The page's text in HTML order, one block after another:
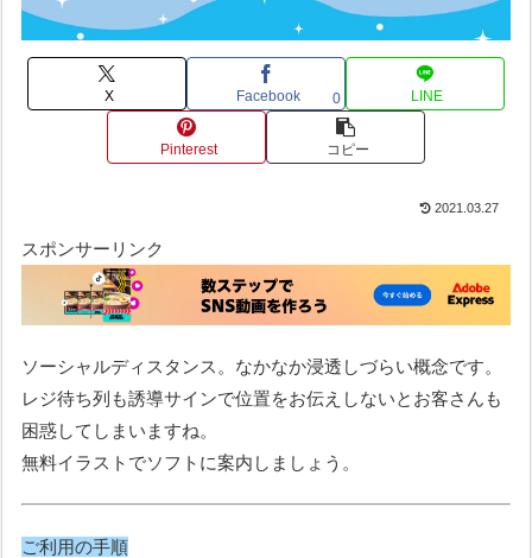
X Facebook 0 LINE
Pinterest コピー
2021.03.27
スポンサーリンク
ソーシャルディスタンス。なかなか浸透しづらい概念です。
レジ待ち列も誘導サインで位置をお伝えしないとお客さんも
困惑してしまいますね。
無料イラストでソフトに案内しましょう。
ご利用の手順